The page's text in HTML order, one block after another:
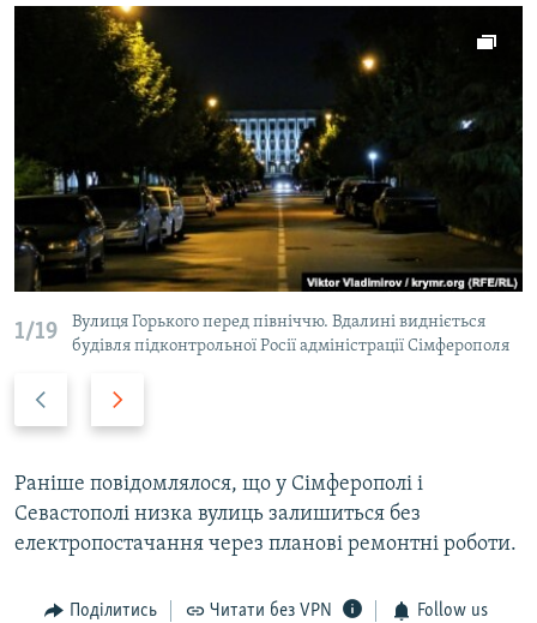
1/19
Вулиця Горького перед північчю. Вдалині видніється
будівля підконтрольної Росії адміністрації Сімферополя
v
i
o
t
s
l
d
Раніше повідомлялося, що у Сімферополі і
Севастополі низка вулиць залишиться без
електропостачання через планові ремонтні роботи.
Поділитись Читати без VPN Follow us